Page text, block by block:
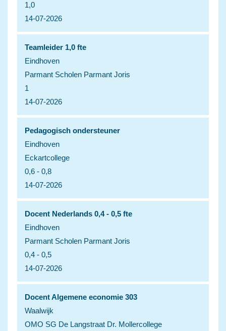
1,0
14-07-2026
Teamleider 1,0 fte
Eindhoven
Parmant Scholen Parmant Joris
1
14-07-2026
Pedagogisch ondersteuner
Eindhoven
Eckartcollege
0,6 - 0,8
14-07-2026
Docent Nederlands 0,4 - 0,5 fte
Eindhoven
Parmant Scholen Parmant Joris
0,4 - 0,5
14-07-2026
Docent Algemene economie 303
Waalwijk
OMO SG De Langstraat Dr. Mollercollege